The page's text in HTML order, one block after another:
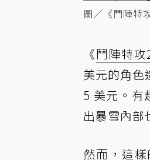
圖／《鬥陣特
《鬥陣特攻
美元的角色
5 美元。有
出暴雪內部
然而，這